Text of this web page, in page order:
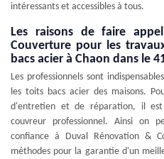
intéressants et accessibles à tous.
Les raisons de faire
Couverture pour les
bacs acier à Chaon dans le
Les professionnels sont
les toits bacs acier des maisons.
d'entretien et de réparation, il
couvreur professionnel. Ainsi on
confiance à Duval Rénovation &
méthodes pour la garantie d'un